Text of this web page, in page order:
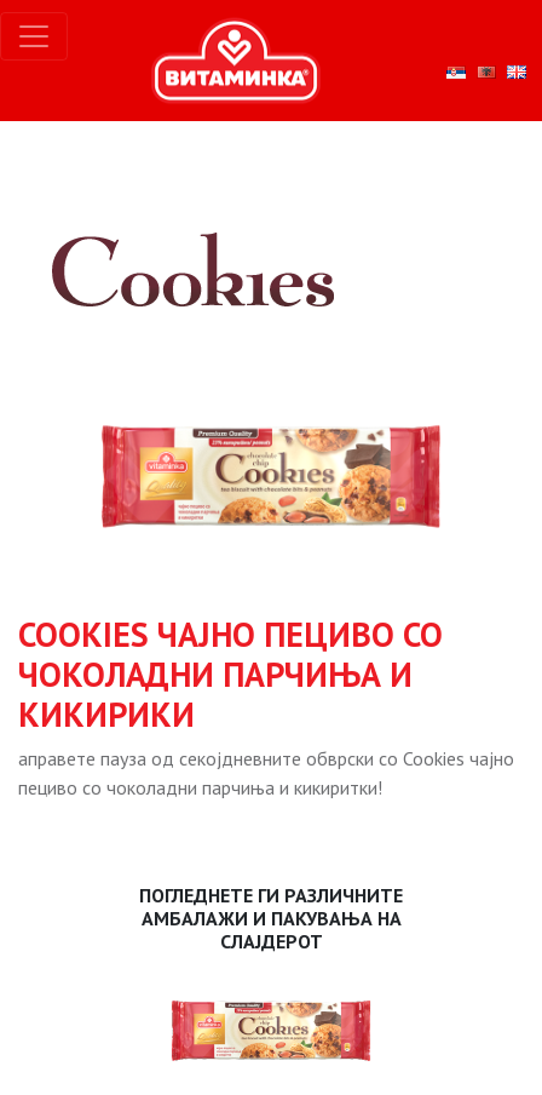
COOKIES ЧАЈНО ПЕЦИВО СО
ЧОКОЛАДНИ ПАРЧИЊА И
КИКИРИКИ
аправете пауза од секојдневните обврски сo Cookies чајно
пециво со чоколадни парчиња и кикиритки!
ПОГЛЕДНЕТЕ ГИ РАЗЛИЧНИТЕ
АМБАЛАЖИ И ПАКУВАЊА НА
СЛАЈДЕРОТ